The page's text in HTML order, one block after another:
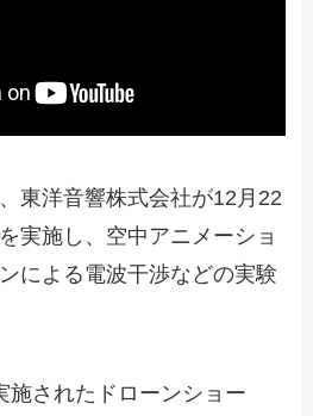
東洋音響株式会社が12月22
実施し、空中アニメーショ
による電波干渉などの実験
施されたドローンショー